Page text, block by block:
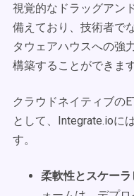
視覚的なドラッグアン
備えており、技術者で
タウェアハウスへの強
構築することができます
クラウドネイティブの
として、Integrate.ioに
す。
柔軟性とスケーラ